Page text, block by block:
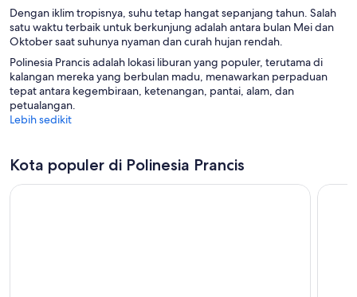
Dengan iklim tropisnya, suhu tetap hangat sepanjang tahun. Salah
satu waktu terbaik untuk berkunjung adalah antara bulan Mei dan
Oktober saat suhunya nyaman dan curah hujan rendah.
Polinesia Prancis adalah lokasi liburan yang populer, terutama di
kalangan mereka yang berbulan madu, menawarkan perpaduan
tepat antara kegembiraan, ketenangan, pantai, alam, dan
petualangan.
Lebih sedikit
Kota populer di Polinesia Prancis